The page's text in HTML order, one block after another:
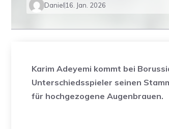
Daniel 16. Jan. 2026
Karim Adeyemi kommt bei
Unterschiedsspieler seinen
für hochgezogene Augenbrauen.